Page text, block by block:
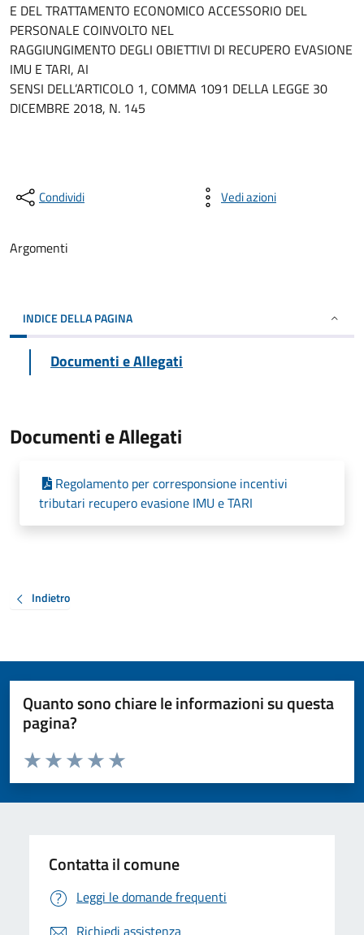
E DEL TRATTAMENTO ECONOMICO ACCESSORIO DEL
PERSONALE COINVOLTO NEL
RAGGIUNGIMENTO DEGLI OBIETTIVI DI RECUPERO EVASIONE
IMU E TARI, AI
SENSI DELL’ARTICOLO 1, COMMA 1091 DELLA LEGGE 30
DICEMBRE 2018, N. 145
Condividi Vedi azioni
Argomenti
INDICE DELLA PAGINA
Documenti e Allegati
Documenti e Allegati
Regolamento per corresponsione incentivi
tributari recupero evasione IMU e TARI
Indietro
Quanto sono chiare le informazioni su questa
pagina?
Valuta da 1 a 5 stelle la pagina
Valuta 5 stelle su 5
Valuta 4 stelle su 5
Valuta 3 stelle su 5
Valuta 2 stelle su 5
Valuta 1 stelle su 5
Contatta il comune
Leggi le domande frequenti
Richiedi assistenza